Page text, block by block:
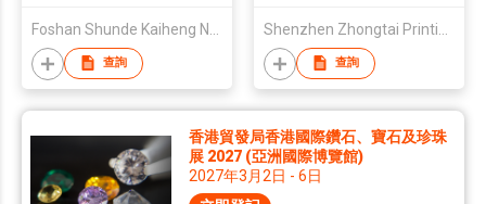
查詢 查詢
香港貿發局香港國際鑽石、寶石及珍珠
展 2027 (亞洲國際博覽館)
2027年3月2日 - 6日